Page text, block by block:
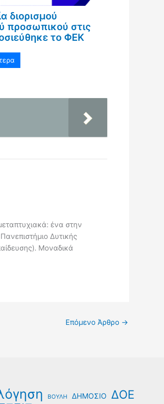
διορισμού
προσωπικού στις
το ΦΕΚ
ένα στην
Δυτικής
Μοναδικά
Επόμενο Άρθρο →
ΒΟΥΛΗ ΔΗΜΟΣΙΟ ΔΟΕ